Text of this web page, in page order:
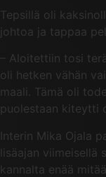
Tepsillä oli
johtoa ja tappaa
– Aloitettiin tosi
oli hetken vähän
maali. Tämä oli
puolestaan kiteytti
Interin Mika Ojala
lisäajan
kannalta enää